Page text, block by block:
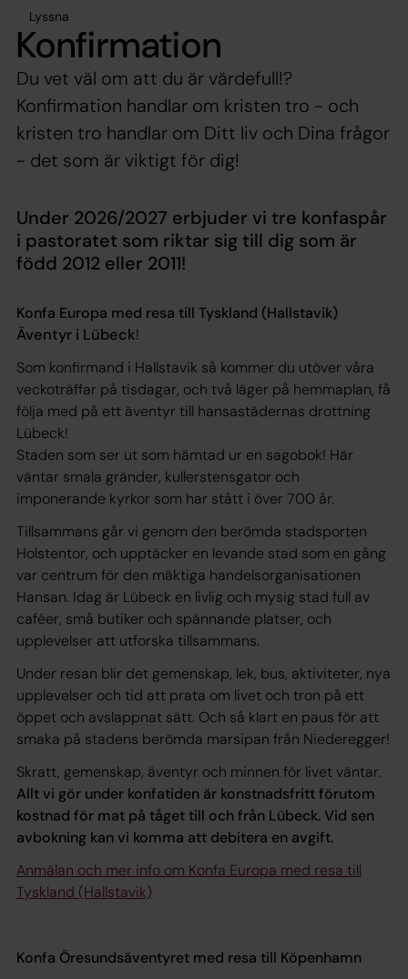
Lyssna
Konfirmation
Du vet väl om att du är värdefull!?
Konfirmation handlar om kristen tro - och
kristen tro handlar om Ditt liv och Dina frågor
- det som är viktigt för dig!
Under 2026/2027 erbjuder vi tre konfaspår
i pastoratet som riktar sig till dig som är
född 2012 eller 2011!
Konfa Europa med resa till Tyskland (Hallstavik)
Äventyr i Lübeck!
Som konfirmand i Hallstavik så kommer du utöver våra
veckoträffar på tisdagar, och två läger på hemmaplan, få
följa med på ett äventyr till hansastädernas drottning
Lübeck!
Staden som ser ut som hämtad ur en sagobok! Här
väntar smala gränder, kullerstensgator och
imponerande kyrkor som har stått i över 700 år.
Tillsammans går vi genom den berömda stadsporten
Holstentor, och upptäcker en levande stad som en gång
var centrum för den mäktiga handelsorganisationen
Hansan. Idag är Lübeck en livlig och mysig stad full av
caféer, små butiker och spännande platser, och
upplevelser att utforska tillsammans.
Under resan blir det gemenskap, lek, bus, aktiviteter, nya
upplevelser och tid att prata om livet och tron på ett
öppet och avslappnat sätt. Och så klart en paus för att
smaka på stadens berömda marsipan från Niederegger!
Skratt, gemenskap, äventyr och minnen för livet väntar.
Allt vi gör under konfatiden är konstnadsfritt förutom
kostnad för mat på tåget till och från Lübeck. Vid sen
avbokning kan vi komma att debitera en avgift.
Anmälan och mer info om Konfa Europa med resa till
Tyskland (Hallstavik)
Konfa Öresundsäventyret med resa till Köpenhamn